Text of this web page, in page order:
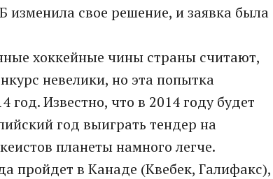
свое решение, и заявка была
хоккейные чины страны считают,
невелики, но эта попытка
Известно, что в 2014 году будет
год выиграть тендер на
планеты намного легче.
пройдет в Канаде (Квебек, Галифакс),